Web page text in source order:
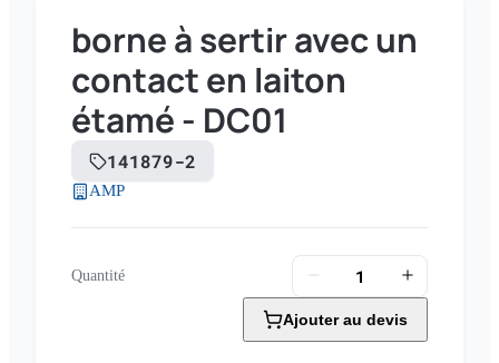
borne à sertir avec un
contact en laiton
étamé - DC01
141879-2
AMP
Quantité
Ajouter au devis